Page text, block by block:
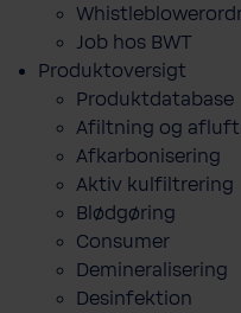
Job hos BWT
Produktoversigt
Produktdatabase
​Afiltning og
Afkarbonisering
Aktiv kulfiltrering
Blødgøring
Consumer
Demineralisering
Desinfektion